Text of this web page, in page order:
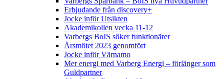
Erbjudande från discovery+
Jocke inför Utsikten
Akademikollen vecka 11-12
Varbergs BoIS söker funktionärer
Årsmötet 2023 genomfört
Jocke inför Värnamo
Mer energi med Varberg Energi – förlänger som
Guldpartner